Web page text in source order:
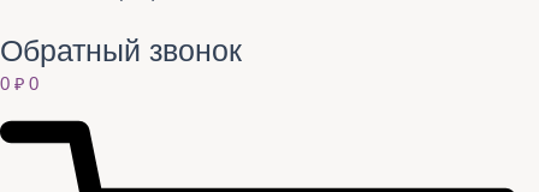
Обратный звонок
0 ₽ 0